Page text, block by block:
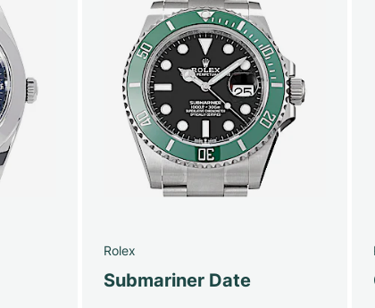
Rolex
Submariner Date